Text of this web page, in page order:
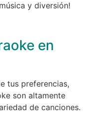
y diversión!
en
tus preferencias,
son altamente
de canciones.